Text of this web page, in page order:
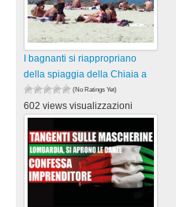
I bagnanti si riappropriano
della spiaggia della Chiaia a
(No Ratings Yet)
602 views visualizzazioni